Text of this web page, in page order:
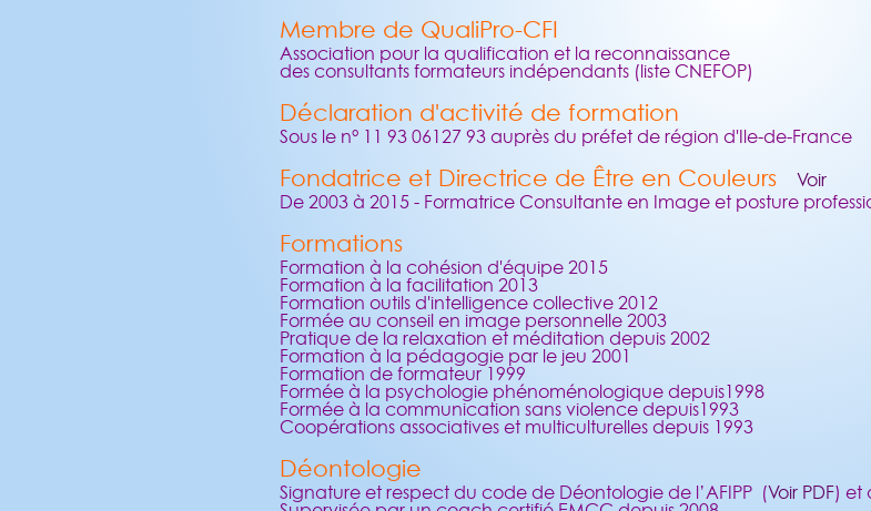
Membre de QualiPro-CFI
Association pour la qualification et la reconnaissance
des consultants formateurs indépendants (liste CNEFOP)
Déclaration d'activité de formation
Sous le n° 11 93 06127 93 auprès du préfet de région d'Ile-de-France
Fondatrice et Directrice de Être en Couleurs
Voir
De 2003 à 2015 - Formatrice Consultante en Image et posture
Formations
Formation à la cohésion d'équipe 2015
Formation à la facilitation 2013
Formation outils d'intelligence collective 2012
Formée au conseil en image personnelle 2003
Pratique de la relaxation et méditation depuis 2002
Formation à la pédagogie par le jeu 2001
Formation de formateur 1999
Formée à la psychologie phénoménologique depuis1998
Formée à la communication sans violence depuis1993
Coopérations associatives et multiculturelles depuis 1993
Déontologie
Signature et respect du code de Déontologie de l’AFIPP (Voir PDF) et